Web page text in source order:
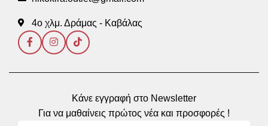
4ο χλμ. Δράμας - Καβάλας
Κάνε εγγραφή στο Newsletter
Για να μαθαίνεις πρώτος νέα και προσφορές !